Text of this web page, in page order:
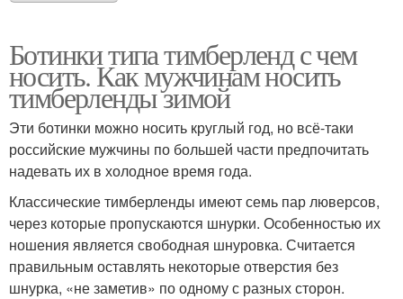
Ботинки типа тимберленд с чем
носить. Как мужчинам носить
тимберленды зимой
Эти ботинки можно носить круглый год, но всё-таки
российские мужчины по большей части предпочитать
надевать их в холодное время года.
Классические тимберленды имеют семь пар люверсов,
через которые пропускаются шнурки. Особенностью их
ношения является свободная шнуровка. Считается
правильным оставлять некоторые отверстия без
шнурка, «не заметив» по одному с разных сторон.